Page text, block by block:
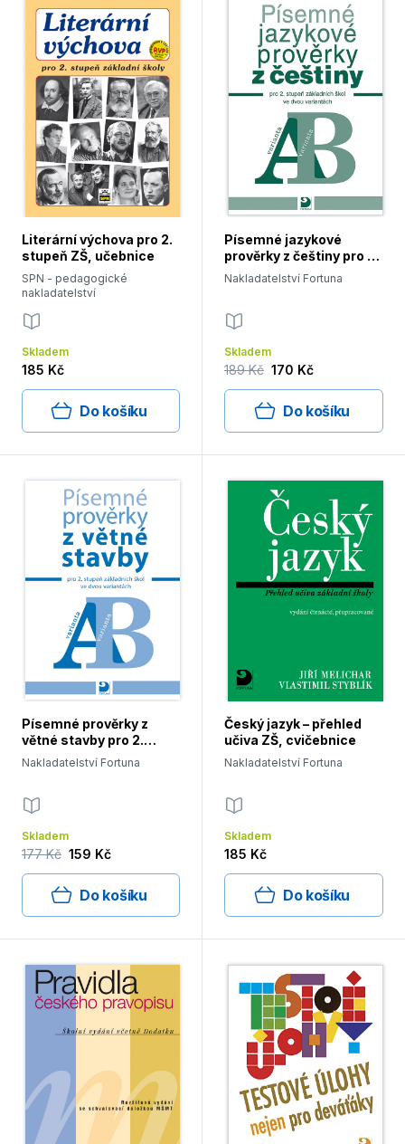
Literární výchova pro 2.
stupeň ZŠ, učebnice
SPN - pedagogické
nakladatelství
Skladem
185 Kč
Do košíku
Písemné jazykové
prověrky z češtiny pro 2.
stupeň ZŠ, cvičebnice
Nakladatelství Fortuna
Skladem
189 Kč 170 Kč
Do košíku
Písemné prověrky z
větné stavby pro 2.
stupeň ZŠ, cvičebnice
Nakladatelství Fortuna
Skladem
177 Kč 159 Kč
Do košíku
Český jazyk – přehled
učiva ZŠ, cvičebnice
Nakladatelství Fortuna
Skladem
185 Kč
Do košíku